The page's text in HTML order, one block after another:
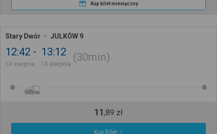
Kup bilet miesięczny
Stary Dwór JULKÓW 9
12:42
10 sierpnia
13:12
10 sierpnia
30min
11,89 zł
Kup Bilet